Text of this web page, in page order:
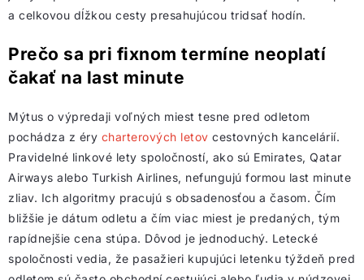
a celkovou dĺžkou cesty presahujúcou tridsať hodín.
Prečo sa pri fixnom termíne neoplatí
čakať na last minute
Mýtus o výpredaji voľných miest tesne pred odletom
pochádza z éry charterových letov cestovných kancelárií.
Pravidelné linkové lety spoločností, ako sú Emirates, Qatar
Airways alebo Turkish Airlines, nefungujú formou last minute
zliav. Ich algoritmy pracujú s obsadenosťou a časom. Čím
bližšie je dátum odletu a čím viac miest je predaných, tým
rapídnejšie cena stúpa. Dôvod je jednoduchý. Letecké
spoločnosti vedia, že pasažieri kupujúci letenku týždeň pred